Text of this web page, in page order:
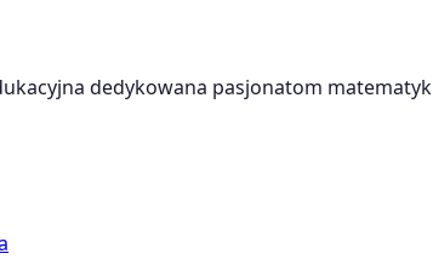
dedykowana pasjonatom